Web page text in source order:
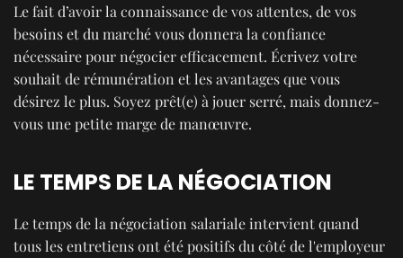
Le fait d’avoir la connaissance de vos attentes, de vos
besoins et du marché vous donnera la confiance
nécessaire pour négocier efficacement. Écrivez votre
souhait de rémunération et les avantages que vous
désirez le plus. Soyez prêt(e) à jouer serré, mais donnez-
vous une petite marge de manœuvre.
LE TEMPS DE LA NÉGOCIATION
Le temps de la négociation salariale intervient quand
tous les entretiens ont été positifs du côté de l'employeur